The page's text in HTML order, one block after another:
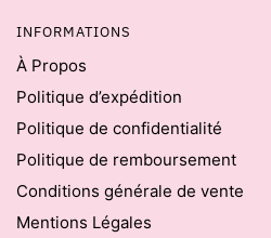
INFORMATIONS
À Propos
Politique d’expédition
Politique de confidentialité
Politique de remboursement
Conditions générale de vente
Mentions Légales